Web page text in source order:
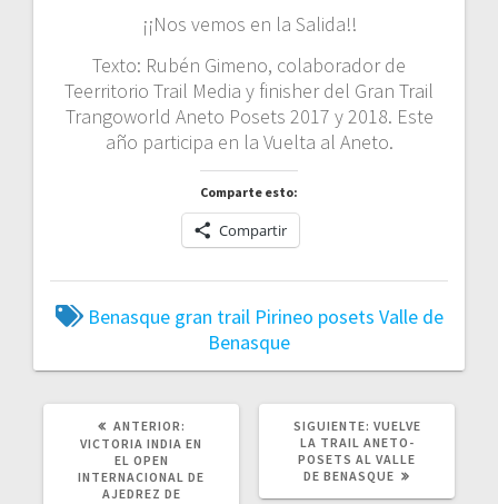
¡¡Nos vemos en la Salida!!
Texto: Rubén Gimeno, colaborador de
Teerritorio Trail Media y finisher del Gran Trail
Trangoworld Aneto Posets 2017 y 2018. Este
año participa en la Vuelta al Aneto.
Comparte esto:
Compartir
Benasque gran trail Pirineo posets Valle de
Benasque
ANTERIOR:
VICTORIA INDIA EN
EL OPEN
INTERNACIONAL DE
AJEDREZ DE
SIGUIENTE: VUELVE
LA TRAIL ANETO-
POSETS AL VALLE
DE BENASQUE